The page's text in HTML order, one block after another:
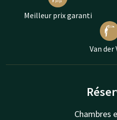
Meilleur prix garanti
Van der
Chambres